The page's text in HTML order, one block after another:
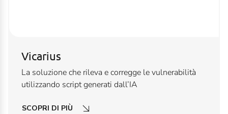
Vicarius
La soluzione che rileva e corregge le vulnerabilità
utilizzando script generati dall’IA
SCOPRI DI PIÙ